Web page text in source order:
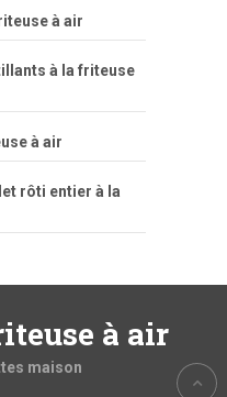
à air
à la friteuse
à air
rôti entier à la
à air
maison